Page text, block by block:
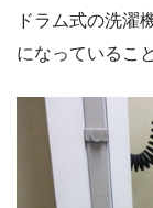
ドラム式の洗濯
になっているこ